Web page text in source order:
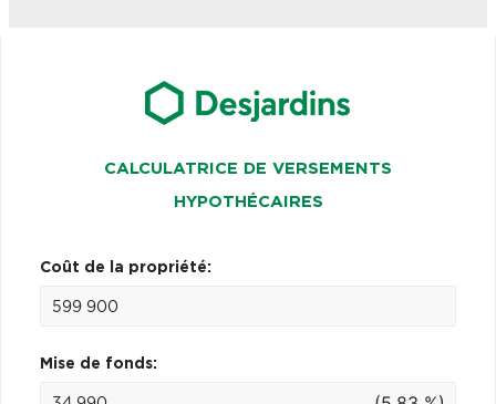
CALCULATRICE DE VERSEMENTS
HYPOTHÉCAIRES
Coût de la propriété:
Mise de fonds: